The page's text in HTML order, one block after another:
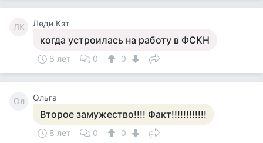
ЛК Леди Кэт
когда устроилась на работу в ФСКН
8 лет 0 0
Ол Ольга
Второе замужество!!!! Факт!!!!!!!!!!!!
8 лет 0 0